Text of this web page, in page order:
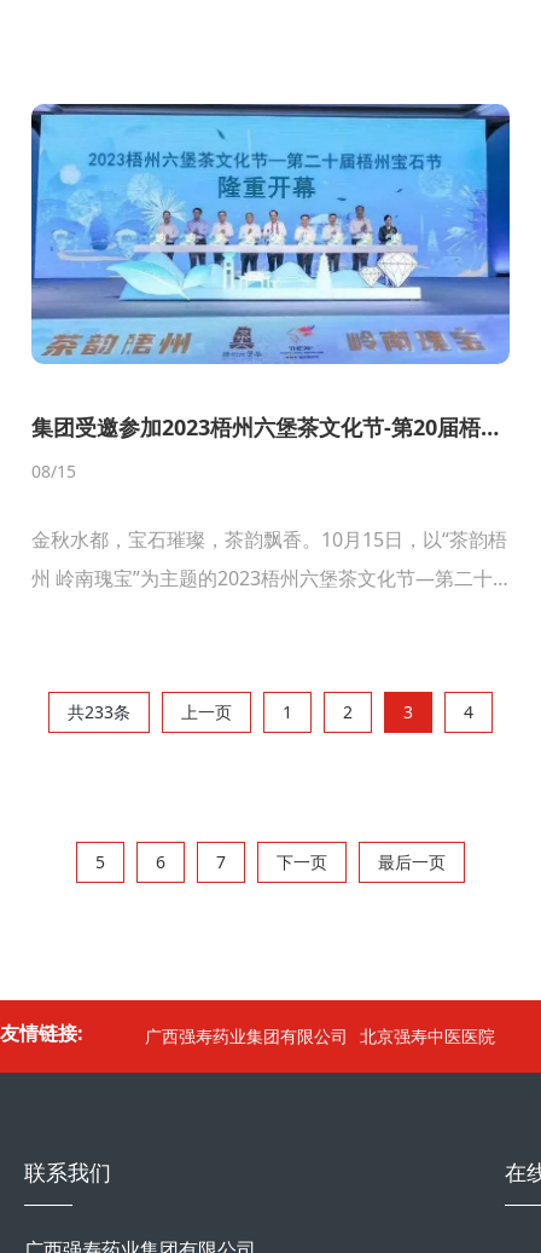
集团受邀参加2023梧州六堡茶文化节-第20届梧州
宝石节
08/15
金秋水都，宝石璀璨，茶韵飘香。10月15日，以“茶韵梧
州 岭南瑰宝”为主题的2023梧州六堡茶文化节—第二十
共233条 上一页 1 2 3 4
5 6 7 下一页 最后一页
友情链接: 广西强寿药业集团有限公司 北京强寿中医医院
联系我们 在